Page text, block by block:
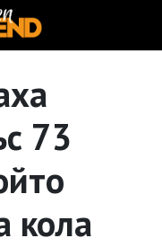
73
кола